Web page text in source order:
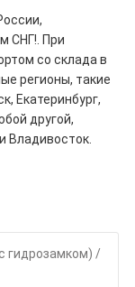
СНГ!. При
со склада в
регионы, такие
Екатеринбург,
другой,
Владивосток.
гидрозамком) /